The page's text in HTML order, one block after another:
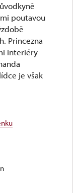
poutavou
Princezna
interiéry
je však